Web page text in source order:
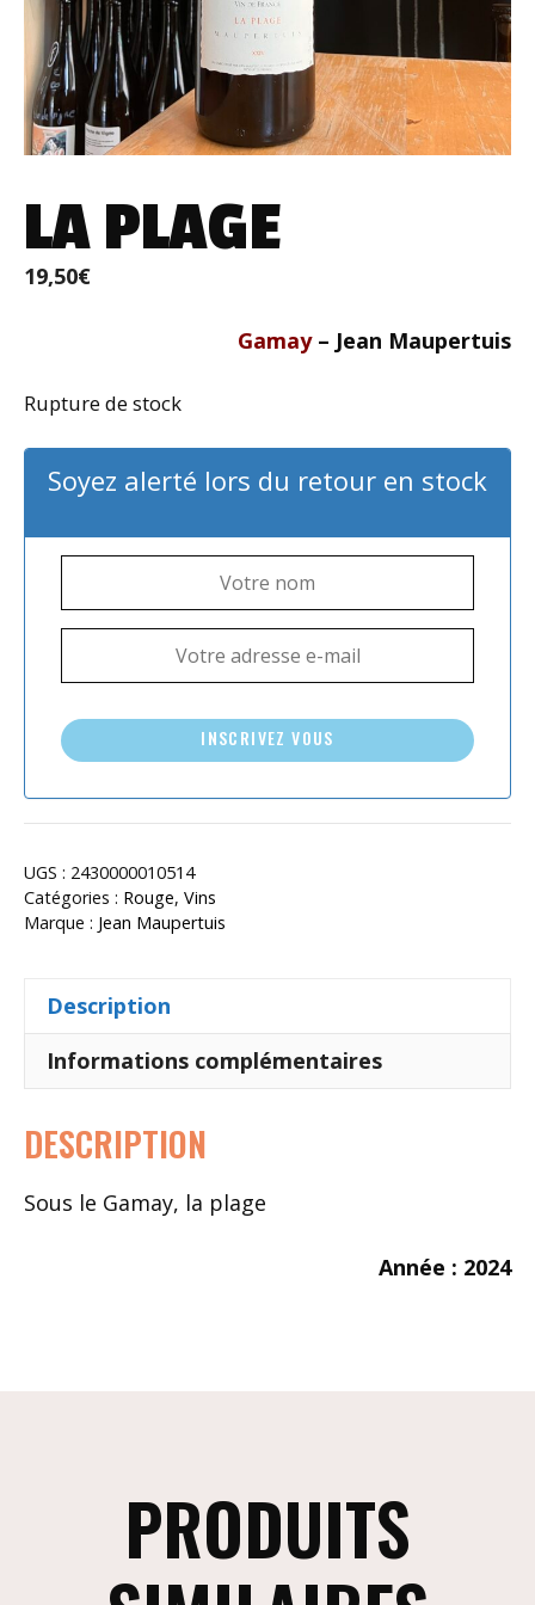
LA PLAGE
19,50€
Gamay– Jean Maupertuis
Rupture de stock
Soyez alerté lors du retour en stock
INSCRIVEZ VOUS
UGS : 2430000010514
Catégories : Rouge, Vins
Marque : Jean Maupertuis
Description
Informations complémentaires
DESCRIPTION
Sous le Gamay, la plage
Année : 2024
PRODUITS